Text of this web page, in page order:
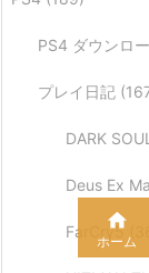
PS4 ダウンロ
プレイ日記
DARK
Deus Ex
FarCry5

ホーム